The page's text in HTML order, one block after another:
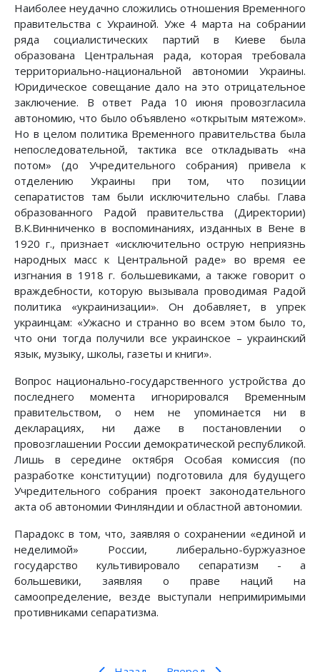
Наиболее неудачно сложились отношения Временного
правительства с Украиной. Уже 4 марта на собрании
ряда социалистических партий в Киеве была
образована Центральная рада, которая требовала
территориально-национальной автономии Украины.
Юридическое совещание дало на это отрицательное
заключение. В ответ Рада 10 июня провозгласила
автономию, что было объявлено «открытым мятежом».
Но в целом политика Временного правительства была
непоследовательной, тактика все откладывать «на
потом» (до Учредительного собрания) привела к
отделению Украины при том, что позиции
сепаратистов там были исключительно слабы. Глава
образованного Радой правительства (Директории)
В.К.Винниченко в воспоминаниях, изданных в Вене в
1920 г., признает «исключительно острую неприязнь
народных масс к Центральной раде» во время ее
изгнания в 1918 г. большевиками, а также говорит о
враждебности, которую вызывала проводимая Радой
политика «украинизации». Он добавляет, в упрек
украинцам: «Ужасно и странно во всем этом было то,
что они тогда получили все украинское – украинский
язык, музыку, школы, газеты и книги».
Вопрос национально-государственного устройства до
последнего момента игнорировался Временным
правительством, о нем не упоминается ни в
декларациях, ни даже в постановлении о
провозглашении России демократической республикой.
Лишь в середине октября Особая комиссия (по
разработке конституции) подготовила для будущего
Учредительного собрания проект законодательного
акта об автономии Финляндии и областной автономии.
Парадокс в том, что, заявляя о сохранении «единой и
неделимой» России, либерально-буржуазное
государство культивировало сепаратизм - а
большевики, заявляя о праве наций на
самоопределение, везде выступали непримиримыми
противниками сепаратизма.